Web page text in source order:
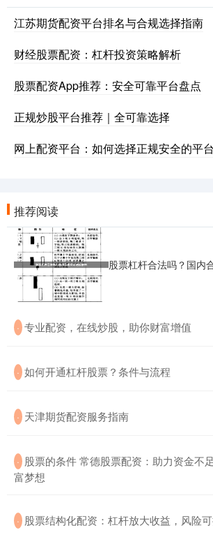
江苏期货配资平台排名与合规选择指南
财经股票配资：杠杆投资策略解析
股票配资App推荐：安全可靠平台盘点
正规炒股平台推荐｜全可靠选择
网上配资平台：如何选择正规安全的平
推荐阅读
股票杠杆合法吗？国内
· ​专业配资，在线炒股，助你财富增值
· ​如何开通杠杆股票？条件与流程
· ​天津期货配资服务指南
· 股票的条件 常德股票配资：助力资金不
富梦想
· 股票结构化配资：杠杆放大收益，风险